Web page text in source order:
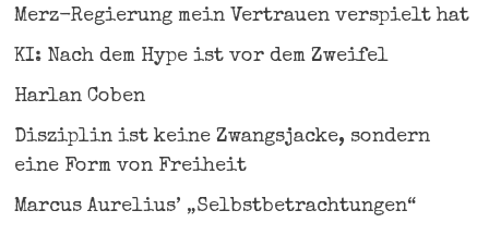
Merz-Regierung mein Vertrauen verspielt hat
KI: Nach dem Hype ist vor dem Zweifel
Harlan Coben
Disziplin ist keine Zwangsjacke, sondern
eine Form von Freiheit
Marcus Aurelius’ „Selbstbetrachtungen“